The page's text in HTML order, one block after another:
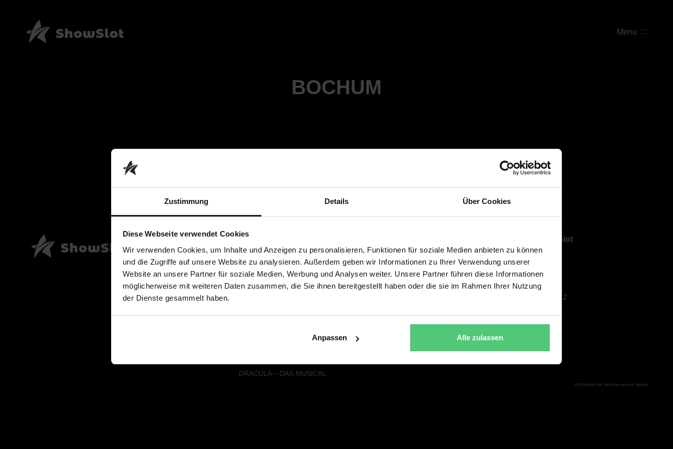
Zustimmung Details Über Cookies
Diese Webseite verwendet Cookies
Wir verwenden Cookies, um Inhalte und Anzeigen zu personalisieren, Funktionen für soziale Medien anbieten zu können
und die Zugriffe auf unsere Website zu analysieren. Außerdem geben wir Informationen zu Ihrer Verwendung unserer
Website an unsere Partner für soziale Medien, Werbung und Analysen weiter. Unsere Partner führen diese Informationen
möglicherweise mit weiteren Daten zusammen, die Sie ihnen bereitgestellt haben oder die sie im Rahmen Ihrer Nutzung
der Dienste gesammelt haben.
Anpassen Alle zulassen
Menu
BOCHUM
Alle Musicals & Shows
SISTER ACT – DAS HIMMLISCHE
MUSICAL
FACK JU GÖHTE - DAS MUSICAL
DREI HASELNÜSSE FÜR
DRACULA – DAS MUSICAL
PRESSE
NEWSLETTER
Über ShowSlot
KARRIERE
AGB
DATENSCHUTZ
*(0,20 €/Anruf inkl. MwSt aus allen dt. Netzen)